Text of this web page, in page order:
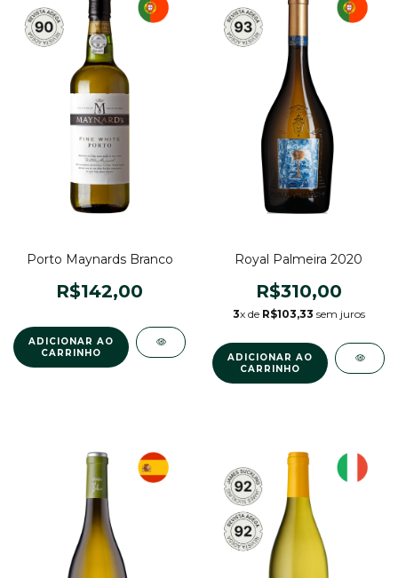
Porto Maynards Branco
R$142,00
Royal Palmeira 2020
R$310,00
3x de R$103,33 sem juros